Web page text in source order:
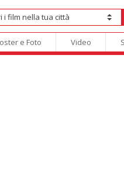
e Foto Video